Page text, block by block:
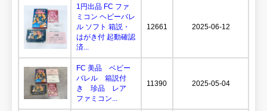
1円出品 FC ファ
ミコン ヘビーバレ
ル ソフト 箱説・
はがき付 起動確認
済...
12661 2025-06-12
FC 美品 ベビー
バレル 箱説付
き 珍品 レア
ファミコン...
11390 2025-05-04